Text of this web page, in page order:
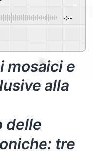
-:--
GSpeech
mosaici e
alla
delle
tre